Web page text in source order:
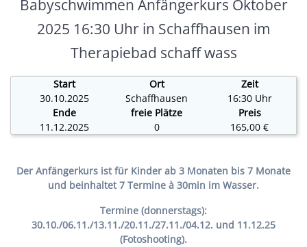
Babyschwimmen Anfängerkurs Oktober
2025 16:30 Uhr in Schaffhausen im
Therapiebad schaff wass
Start Ort
Zeit
30.10.2025
Schaffhausen
16:30 Uhr
Ende
freie Plätze
Preis
11.12.2025
0 165,00 €
Der Anfängerkurs ist für Kinder ab 3 Monaten bis 7 Monate
und beinhaltet 7 Termine à 30min im Wasser.
Termine (donnerstags):
30.10./06.11./13.11./20.11./27.11./04.12. und 11.12.25
(Fotoshooting).